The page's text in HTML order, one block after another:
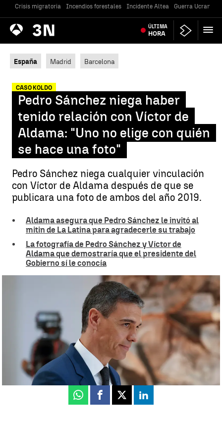
Crisis migratoria Incendios forestales Incidente Altea Guerra Ucrania
Antena
3 Noticias ÚLTIMA
HORA
España Madrid Barcelona
CASO KOLDO
Pedro Sánchez niega haber
tenido relación con Víctor de
Aldama: "Uno no elige con quién
se hace una foto"
Pedro Sánchez niega cualquier vinculación
con Víctor de Aldama después de que se
publicara una foto de ambos del año 2019.
Aldama asegura que Pedro Sánchez le invitó al
mitin de La Latina para agradecerle su trabajo
La fotografía de Pedro Sánchez y Víctor de
Aldama que demostraría que el presidente del
Gobierno sí le conocía
Pedro Sánchez | EFE
Neila Gallego
Actualizado:28 de octubre de 2024, 06:29
Publicado:
27 de octubre de 2024, 18:29
Whatsapp
Facebook
X Linkedin